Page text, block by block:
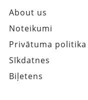
About us
Noteikumi
Privātuma politika
Sīkdatnes
Biļetens